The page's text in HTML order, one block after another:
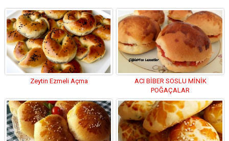
Zeytin Ezmeli Açma
ACI BİBER SOSLU MİNİK
POĞAÇALAR